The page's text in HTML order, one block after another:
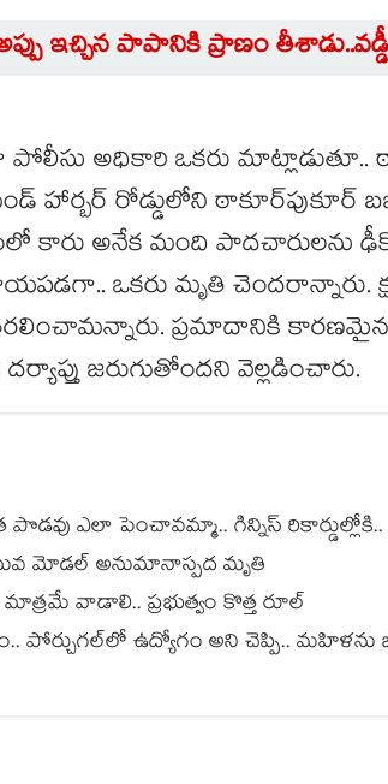
ఇచ్చిన పాపానికి ప్రాణం
అధికారి ఒకరు మాట్లాడుతూ..
హార్బర్ రోడ్డులోని
కారు అనేక మంది పాదచారులను
ఒకరు మృతి చెందరాన్నారు.
ప్రమాదానికి
జరుగుతోందని వెల్లడించారు.
పొడవు ఎలా పెంచావమ్మా.. గిన్నిస్ రికార్డుల్లోకి..
మోడల్ అనుమానాస్పద మృతి
వాడాలి.. ప్రభుత్వం కొత్త రూల్
పోర్చుగల్⁭లో ఉద్యోగం అని చెప్పి..